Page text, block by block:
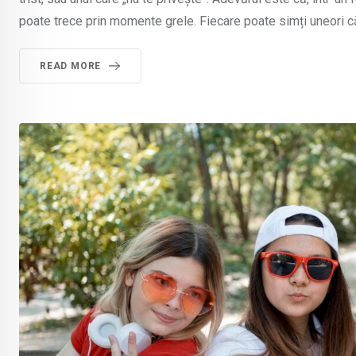
poate trece prin momente grele. Fiecare poate simți uneori
READ MORE